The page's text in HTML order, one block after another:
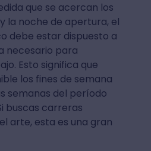
que se acercan los
la noche de apertura, el
debe estar dispuesto a
necesario para
Esto significa que
los fines de semana
semanas del período
buscas carreras
arte, esta es una gran